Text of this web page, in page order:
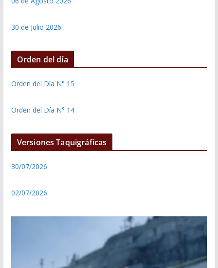
30 de Julio 2026
Orden del día
Orden del Día N° 15
Orden del Día N° 14
Versiones Taquigráficas
30/07/2026
02/07/2026